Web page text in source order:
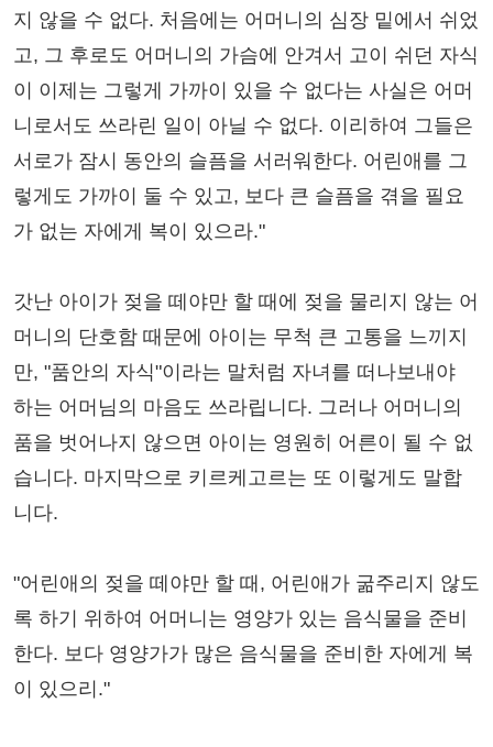
지 않을 수 없다. 처음에는 어머니의 심장 밑에서 쉬었
고, 그 후로도 어머니의 가슴에 안겨서 고이 쉬던 자식
이 이제는 그렇게 가까이 있을 수 없다는 사실은 어머
니로서도 쓰라린 일이 아닐 수 없다. 이리하여 그들은
서로가 잠시 동안의 슬픔을 서러워한다. 어린애를 그
렇게도 가까이 둘 수 있고, 보다 큰 슬픔을 겪을 필요
가 없는 자에게 복이 있으라."
갓난 아이가 젖을 떼야만 할 때에 젖을 물리지 않는 어
머니의 단호함 때문에 아이는 무척 큰 고통을 느끼지
만, "품안의 자식"이라는 말처럼 자녀를 떠나보내야
하는 어머님의 마음도 쓰라립니다. 그러나 어머니의
품을 벗어나지 않으면 아이는 영원히 어른이 될 수 없
습니다. 마지막으로 키르케고르는 또 이렇게도 말합
니다.
"어린애의 젖을 떼야만 할 때, 어린애가 굶주리지 않도
록 하기 위하여 어머니는 영양가 있는 음식물을 준비
한다. 보다 영양가가 많은 음식물을 준비한 자에게 복
이 있으리."